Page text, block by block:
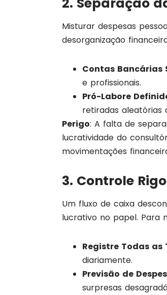
Misturar despesas
desorganização
Contas Bancárias
e profissionais.
Pró-Labore
retiradas aleatórias
Perigo: A falta de
lucratividade do
movimentações
3. Controle
Um fluxo de caixa
lucrativo no papel. Para
Registre Todas as
diariamente.
Previsão de
surpresas